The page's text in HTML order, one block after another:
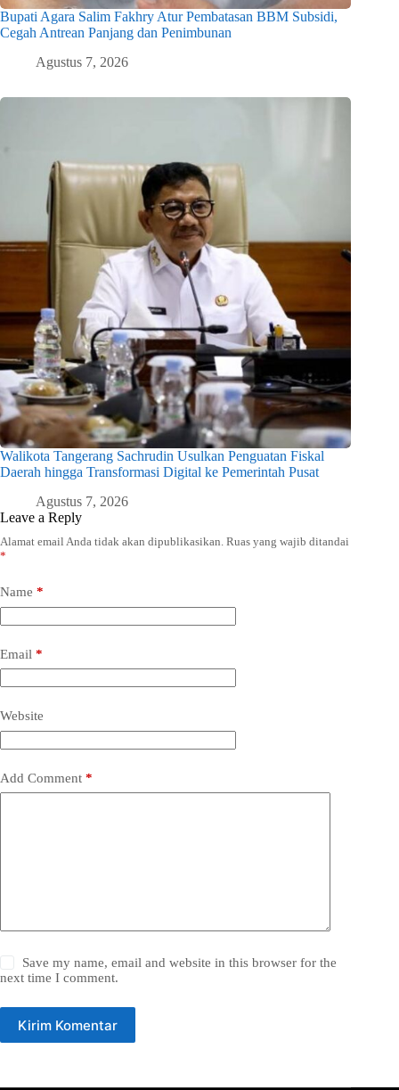
Bupati Agara Salim Fakhry Atur Pembatasan BBM Subsidi,
Cegah Antrean Panjang dan Penimbunan
Agustus 7, 2026
Walikota Tangerang Sachrudin Usulkan Penguatan Fiskal
Daerah hingga Transformasi Digital ke Pemerintah Pusat
Agustus 7, 2026
Leave a Reply
Alamat email Anda tidak akan dipublikasikan. Ruas yang wajib ditandai
*
Name *
Email *
Website
Add Comment *
Save my name, email and website in this browser for the
next time I comment.
Kirim Komentar